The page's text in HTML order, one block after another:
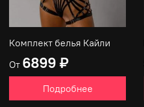
Комплект белья Кайли
От 6899 ₽
Подробнее